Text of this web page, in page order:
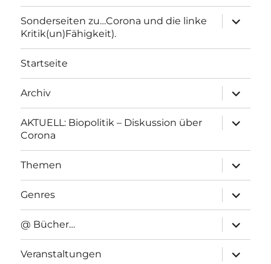
Sonderseiten zu…Corona und die linke
Kritik(un)Fähigkeit).
anzeigen
Startseite
Archiv
anzeigen
AKTUELL: Biopolitik – Diskussion über
Corona
anzeigen
Themen
anzeigen
Genres
anzeigen
@ Bücher…
anzeigen
Veranstaltungen
anzeigen